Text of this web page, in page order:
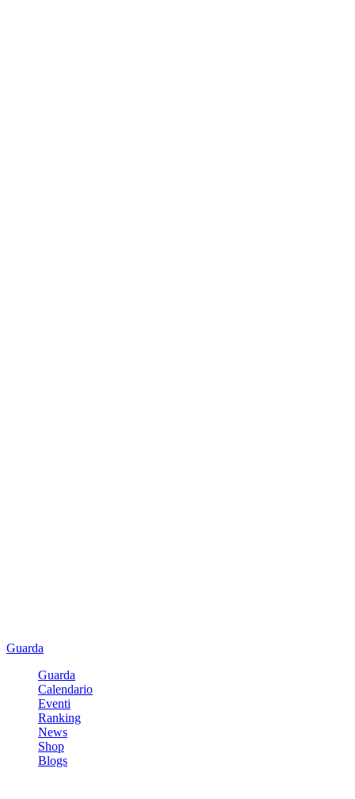
Guarda
Guarda
Calendario
Eventi
Ranking
News
Shop
Blogs